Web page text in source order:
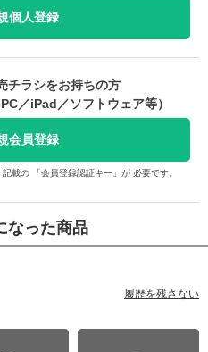
個人登録
チラシをお持ちの方
／iPad／ソフトウェア等）
会員登録
載の 「会員登録認証キー」が 必要です。
なった商品
履歴を残さない